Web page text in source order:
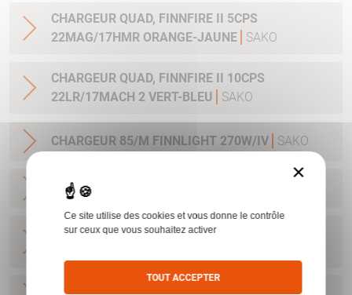
CHARGEUR QUAD, FINNFIRE II 5CPS
22MAG/17HMR ORANGE-JAUNE
SAKO
CHARGEUR QUAD, FINNFIRE II 10CPS
22LR/17MACH 2 VERT-BLEU
SAKO
CHARGEUR 85/M FINNLIGHT 270W/IV SAKO
CHARGEUR 85/M CAL8X57JS
CHARGEUR SAKO 85L/ FINNLIGHT2/7RM-
×
Ce site utilise des cookies et vous donne le contrôle
sur ceux que vous souhaitez activer
TOUT ACCEPTER